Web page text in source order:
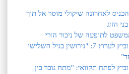
הכניס לאחרונה שיקולי מוסר אל תוך
הזוג
לתופעה של ניכור הורי
עו"ד יוסי הרשקוביץ לערוץ 7: "גירושין בגיל השלישי
לפתח תקוואי: "מתח גובר בין